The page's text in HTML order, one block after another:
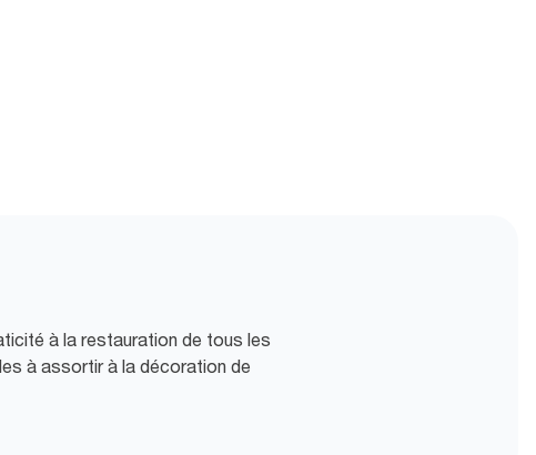
à la restauration de tous les
à assortir à la décoration de